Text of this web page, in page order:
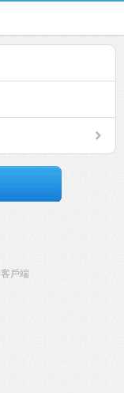
客戶端